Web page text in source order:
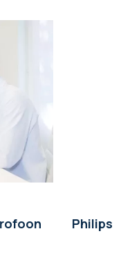
Philips